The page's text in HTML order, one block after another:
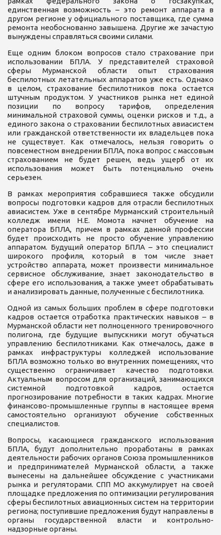
единственная возможность – это ремонт аппарата в
другом регионе у официального поставщика, где сумма
ремонта необоснованно завышена. Другие же зачастую
вынуждены справляться своими силами.
Еще одним блоком вопросов стало страхование при
использовании БПЛА. У представителей страховой
сферы Мурманской области опыт страхования
беспилотных летательных аппаратов уже есть. Однако
в целом, страхование беспилотников пока остается
штучным продуктом. У участников рынка нет единой
позиции по вопросу тарифов, определения
минимальной страховой суммы, оценки рисков и т.д., а
единого закона о страховании беспилотных авиасистем
или гражданской ответственности их владельцев пока
не существует. Как отмечалось, нельзя говорить о
повсеместном внедрении БПЛА, пока вопрос с массовым
страхованием не будет решен, ведь ущерб от их
использования может быть потенциально очень
серьезен.
В рамках мероприятия собравшиеся также обсудили
вопросы подготовки кадров для отрасли беспилотных
авиасистем. Уже в сентябре Мурманский строительный
колледж имени Н.Е. Момота начнет обучение на
оператора БПЛА, причем в рамках данной профессии
будет происходить не просто обучение управлению
аппаратом. Будущий оператор БПЛА – это специалист
широкого профиля, который в том числе знает
устройство аппарата, может произвести минимальное
сервисное обслуживание, знает законодательство в
сфере его использования, а также умеет обрабатывать
и анализировать данные, полученные с беспилотника.
Одной из самых больших проблем в сфере подготовки
кадров остается отработка практических навыков – в
Мурманской области нет полноценного тренировочного
полигона, где будущие выпускники могут обучаться
управлению беспилотниками. Как отмечалось, даже в
рамках инфраструктуры колледжей использование
БПЛА возможно только во внутренних помещениях, что
существенно ограничивает качество подготовки.
Актуальным вопросом для организаций, занимающихся
системной подготовкой кадров, остается
прогнозирование потребности в таких кадрах. Многие
финансово-промышленные группы в настоящее время
самостоятельно организуют обучение собственных
специалистов.
Вопросы, касающиеся гражданского использования
БПЛА, будут дополнительно проработаны в рамках
деятельности рабочих органов Союза промышленников
и предпринимателей Мурманской области, а также
вынесены на дальнейшее обсуждение с участниками
рынка и регуляторами. СПП МО аккумулирует на своей
площадке предложения по оптимизации регулирования
сферы беспилотных авиационных систем на территории
региона; поступившие предложения будут направлены в
органы государственной власти и контрольно-
надзорные органы.